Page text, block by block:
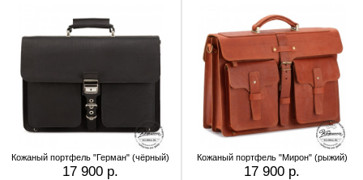
Кожаный портфель "Герман" (чёрный)
17 900 р.
Кожаный портфель "Мирон" (рыжий)
17 900 р.